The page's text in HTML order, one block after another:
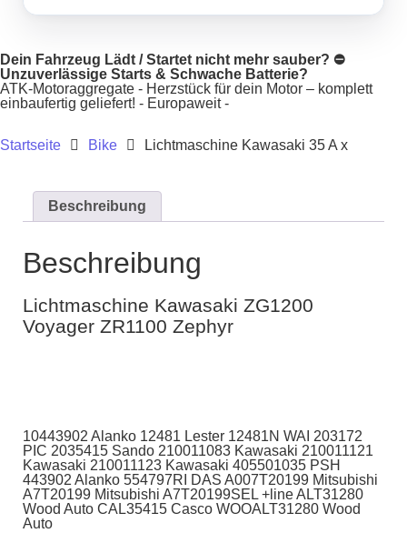
Dein Fahrzeug Lädt / Startet nicht mehr sauber? ⛔
Unzuverlässige Starts & Schwache Batterie?
ATK-Motoraggregate - Herzstück für dein Motor – komplett
einbaufertig geliefert! - Europaweit -
Startseite Bike Lichtmaschine Kawasaki 35 A x
Beschreibung
Beschreibung
Lichtmaschine Kawasaki ZG1200
Voyager ZR1100 Zephyr
10443902 Alanko 12481 Lester 12481N WAI 203172
PIC 2035415 Sando 210011083 Kawasaki 210011121
Kawasaki 210011123 Kawasaki 405501035 PSH
443902 Alanko 554797RI DAS A007T20199 Mitsubishi
A7T20199 Mitsubishi A7T20199SEL +line ALT31280
Wood Auto CAL35415 Casco WOOALT31280 Wood
Auto